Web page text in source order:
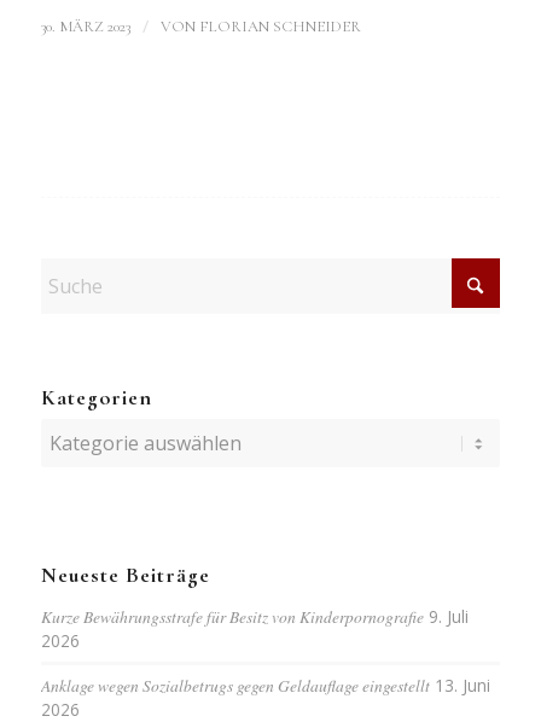
30. MÄRZ 2023 / VON FLORIAN SCHNEIDER
Kategorien
Kategorien
Neueste Beiträge
Kurze Bewährungsstrafe für Besitz von Kinderpornografie 9. Juli
2026
Anklage wegen Sozialbetrugs gegen Geldauflage eingestellt 13. Juni
2026